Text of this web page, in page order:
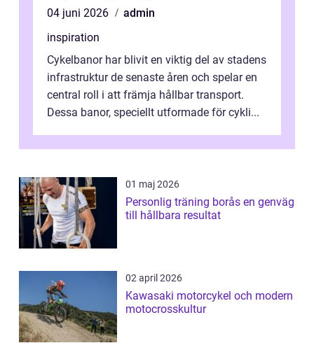
04 juni 2026
admin
inspiration
Cykelbanor har blivit en viktig del av stadens
infrastruktur de senaste åren och spelar en
central roll i att främja hållbar transport.
Dessa banor, speciellt utformade för cykli...
01 maj 2026
Personlig träning borås en genväg
till hållbara resultat
02 april 2026
Kawasaki motorcykel och modern
motocrosskultur